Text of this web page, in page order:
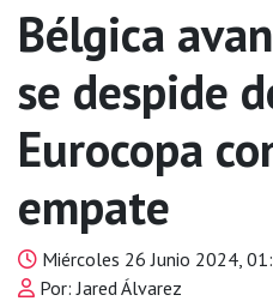
Bélgica
se despide
Eurocopa
empate
Miércoles 26 Junio 2024,
Por: Jared Álvarez